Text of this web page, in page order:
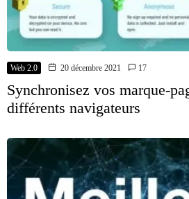
Web 2.0 20 décembre 2021 17
Synchronisez vos marque-
différents navigateurs